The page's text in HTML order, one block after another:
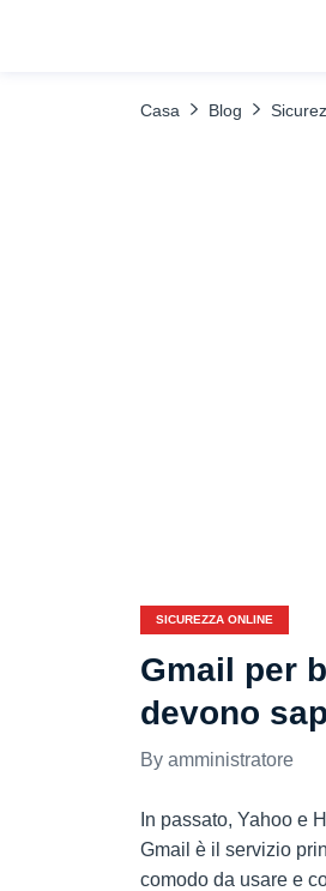
Casa Blog
SICUREZZA ONLINE
Gmail per
devono
amministratore
In passato, Yahoo e
Gmail è il servizio
comodo da usare e